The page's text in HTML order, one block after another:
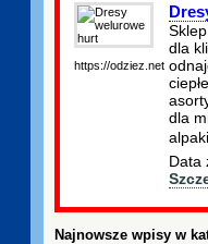
https://odziez.net
dla
dla
Data
Najnowsze wpisy w